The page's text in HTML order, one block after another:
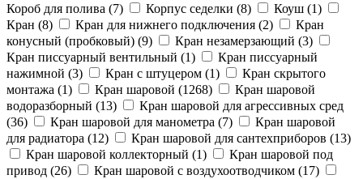
Короб для полива (7) Корпус седелки (8) Коуш (1)
Кран (8) Кран для нижнего подключения (2)
Кран
конусный (пробковый) (9) Кран незамерзающий (3)
Кран писсуарный вентильный (1)
Кран писсуарный
нажимной (3) Кран с штуцером (1)
Кран скрытого
монтажа (1) Кран шаровой (1268)
Кран шаровой
водоразборный (13)
Кран шаровой для агрессивных сред
(36) Кран шаровой для манометра (7)
Кран шаровой
для радиатора (12) Кран шаровой для сантехприборов (13)
Кран шаровой коллекторный (1)
Кран шаровой под
привод (26) Кран шаровой с воздухоотводчиком (17)